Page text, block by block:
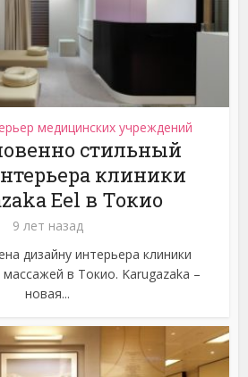
медицинских учреждений
стильный
клиники
Eel в Токио
9 лет назад
дизайну интерьера клиники
массажей в Токио. Karugazaka –
новая...